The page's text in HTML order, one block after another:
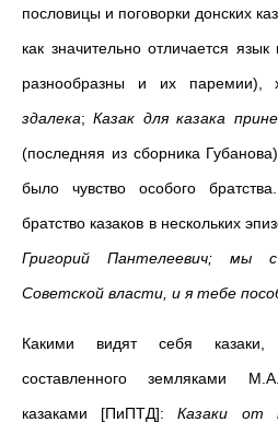
пословицы и поговорки донских
как значительно отличается
разнообразны и их паремии),
здалека;Казак для казака
(последняя из сборника
было чувство особого
братство казаков в нескольких
Григорий Пантелеевич; мы
Советской власти, и я тебе
Какими видят себя
составленного земляками
казаками [ПиПТД]:Казаки от